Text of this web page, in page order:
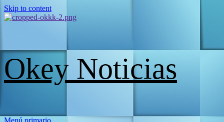
Skip to content
Okey Noticias
Menú primario